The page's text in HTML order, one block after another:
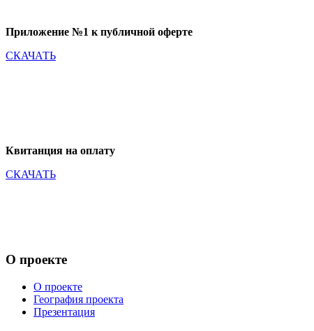
Приложение №1 к публичной оферте
СКАЧАТЬ
Квитанция на оплату
СКАЧАТЬ
О проекте
О проекте
География проекта
Презентация